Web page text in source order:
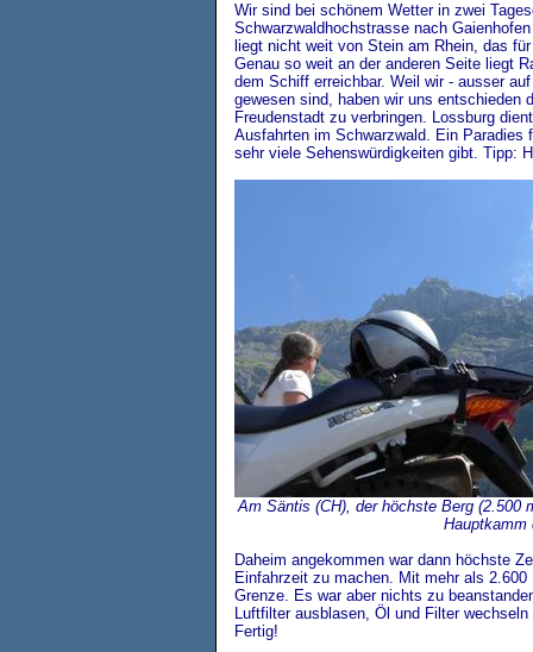
Wir sind bei schönem Wetter in zwei
Schwarzwaldhochstrasse nach
liegt nicht weit von Stein am Rhein, das
Genau so weit an der anderen Seite liegt
dem Schiff erreichbar. Weil wir - ausser
gewesen sind, haben wir uns entschieden
Freudenstadt zu verbringen. Lossburg
Ausfahrten im Schwarzwald. Ein Paradies
sehr viele Sehenswürdigkeiten gibt. Tipp:
Am Säntis (CH), der höchste Berg (2.500
Hauptkamm
Daheim angekommen war dann höchste
Einfahrzeit zu machen. Mit mehr als
Grenze. Es war aber nichts zu
Luftfilter ausblasen, Öl und Filter
Fertig!